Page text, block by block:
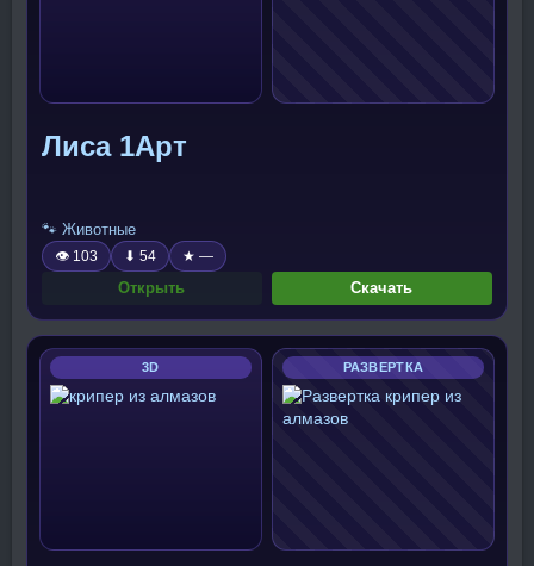
Лиса 1Арт
🐾 Животные
👁 103 ⬇ 54 ★ —
Открыть Скачать
3D РАЗВЕРТКА